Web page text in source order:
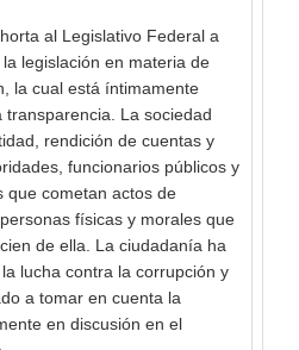
al Legislativo Federal a
legislación en materia de
la cual está íntimamente
transparencia. La sociedad
rendición de cuentas y
funcionarios públicos y
que cometan actos de
físicas y morales que
de ella. La ciudadanía ha
lucha contra la corrupción y
a tomar en cuenta la
en discusión en el